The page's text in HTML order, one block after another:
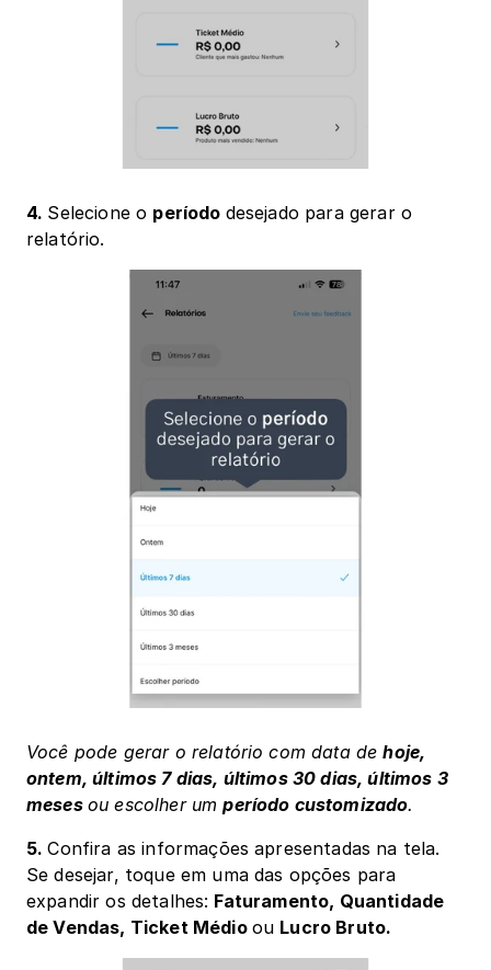
4. Selecione o período desejado para gerar o
relatório.
Você pode gerar o relatório com data de hoje,
ontem, últimos 7 dias, últimos 30 dias, últimos 3
meses ou escolher um período customizado.
5. Confira as informações apresentadas na tela.
Se desejar, toque em uma das opções para
expandir os detalhes: Faturamento, Quantidade
de Vendas, Ticket Médio ou Lucro Bruto.